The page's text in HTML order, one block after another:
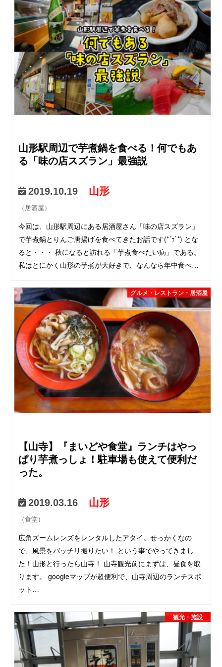
山形駅周辺で芋煮鍋を食べる！何でもあ
る「味の店スズラン」最強説
2019.10.19 山形
（居酒屋）
今回は、山形駅周辺にある居酒屋さん「味の店スズラン」
で芋煮鍋とりんご唐揚げを食べてきたお話です(*´ｪ`*) とな
ると・・・ 秋になると訪れる「芋煮食べたい病」である。
私はとにかく山形の芋煮が大好きで、なんなら年中食べ…
グルメ・レストラン・居酒屋
【山寺】『まいどや食堂』ランチはやっ
ぱり芋煮っしょ！駐車場も使えて便利だ
った。
2019.03.16 山形
（食堂）
広角ズームレンズをレンタルしたアタイ。せっかくなの
で、風景をバッチリ撮りたい！ という事でやってきまし
た！山形と行ったら山寺！ 山寺観光前にまずは、昼食を取
ります。 googleマップが超便利で、山寺周辺のランチスポ
ット…
観光・施設